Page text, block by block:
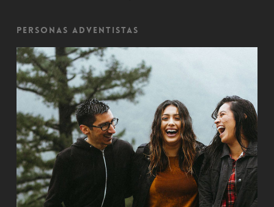
Personas Adventistas